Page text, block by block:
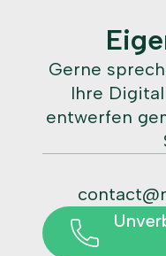
Gerne
Ihre
entwerfen